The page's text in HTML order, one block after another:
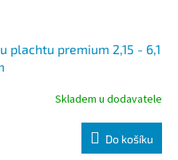
plachtu premium 2,15 - 6,1
Skladem u dodavatele
Do košíku